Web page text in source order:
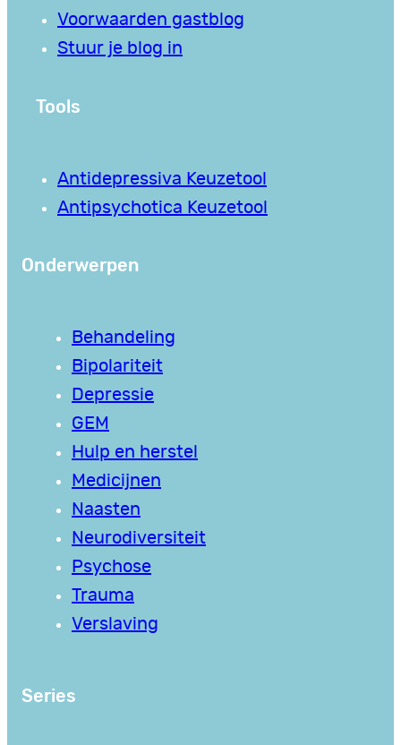
Voorwaarden gastblog
Stuur je blog in
Tools
Antidepressiva Keuzetool
Antipsychotica Keuzetool
Onderwerpen
Behandeling
Bipolariteit
Depressie
GEM
Hulp en herstel
Medicijnen
Naasten
Neurodiversiteit
Psychose
Trauma
Verslaving
Series